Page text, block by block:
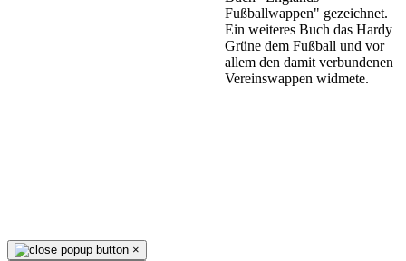
Fußballwappen" gezeichnet.
Ein weiteres Buch das Hardy
Grüne dem Fußball und vor
allem den damit verbundenen
Vereinswappen widmete.
×